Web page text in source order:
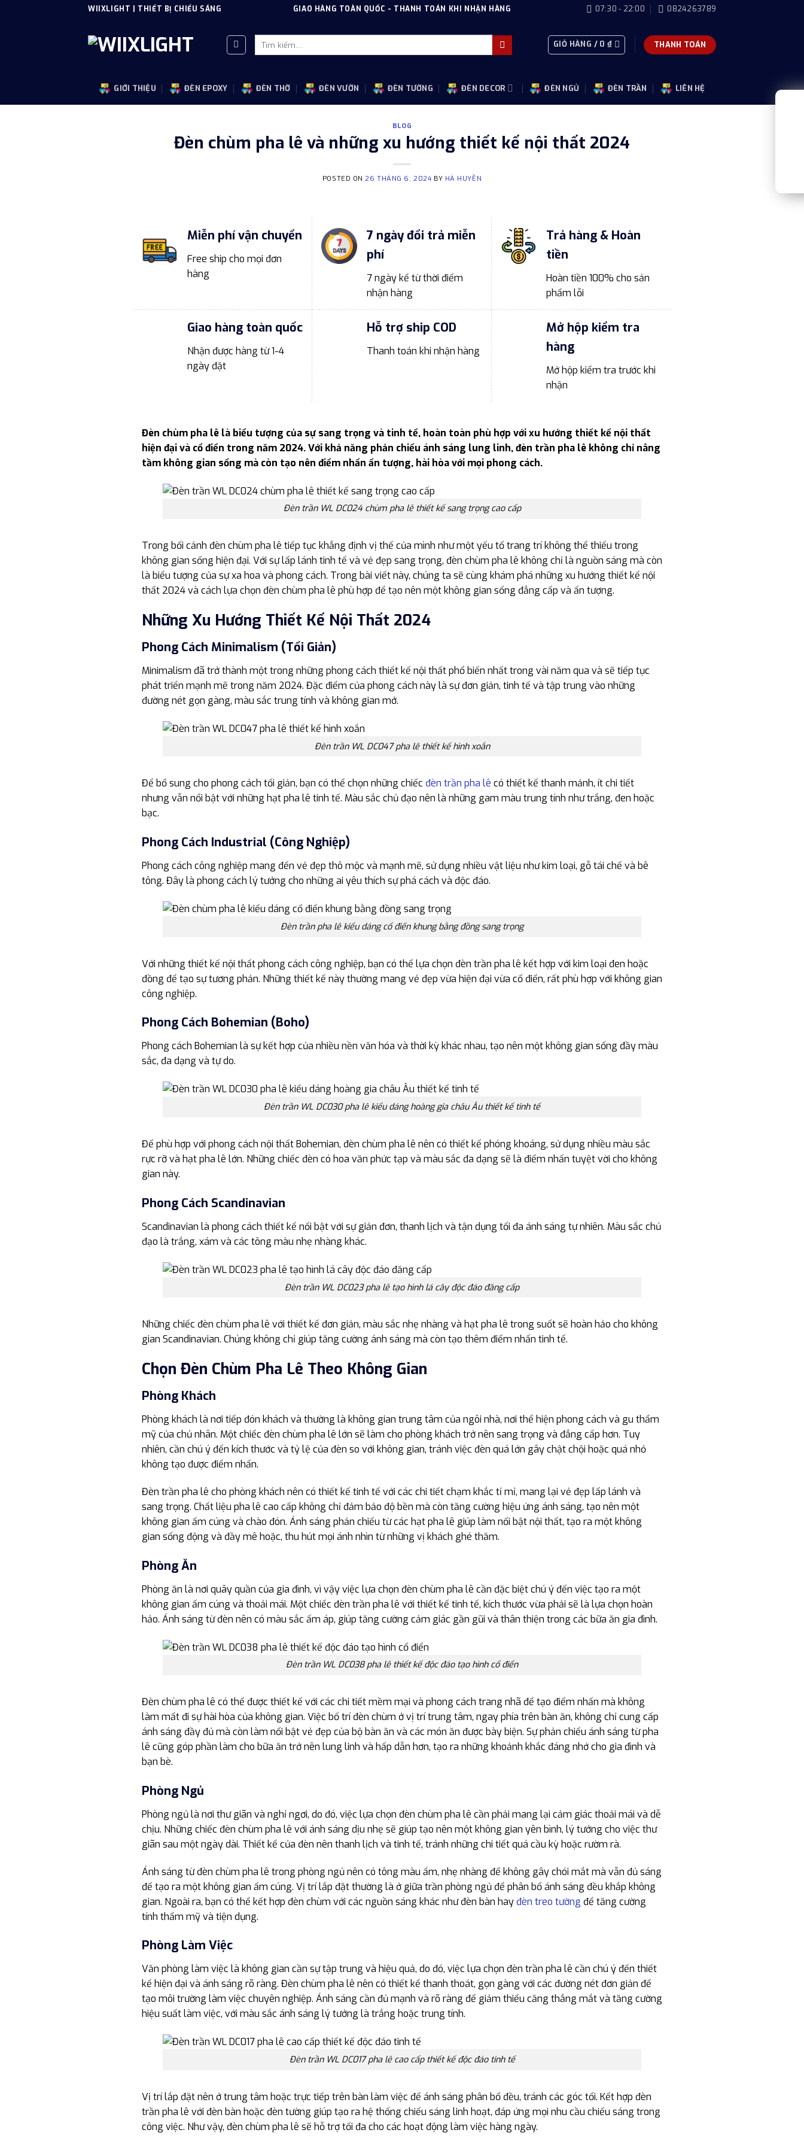
WIIXLIGHT | THIẾT BỊ CHIẾU SÁNG GIAO HÀNG TOÀN QUỐC - THANH TOÁN KHI NHẬN HÀNG 07:30 - 22:00 0824263789
Tìm
kiếm:
GIỎ HÀNG / 0₫ THANH TOÁN
GIỚI THIỆU ĐÈN EPOXY ĐÈN THỜ ĐÈN VƯỜN ĐÈN TƯỜNG ĐÈN DECOR ĐÈN NGỦ ĐÈN TRẦN LIÊN HỆ
BLOG
Đèn chùm pha lê và những xu hướng thiết kế nội thất 2024
POSTED ON26 THÁNG 6, 2024 BY HÀ HUYỀN
Miễn phí vận chuyển
Free ship cho mọi đơn
hàng
7 ngày đổi trả miễn
phí
7 ngày kể từ thời điểm
nhận hàng
Trả hàng & Hoàn
tiền
Hoàn tiền 100% cho sản
phẩm lỗi
Giao hàng toàn quốc
Nhận được hàng từ 1-4
ngày đặt
Hỗ trợ ship COD
Thanh toán khi nhận hàng
Mở hộp kiểm tra
hàng
Mở hộp kiểm tra trước khi
nhận
Đèn chùm pha lê là biểu tượng của sự sang trọng và tinh tế, hoàn toàn phù hợp với xu hướng thiết kế nội thất
hiện đại và cổ điển trong năm 2024. Với khả năng phản chiếu ánh sáng lung linh, đèn trần pha lê không chỉ nâng
tầm không gian sống mà còn tạo nên điểm nhấn ấn tượng, hài hòa với mọi phong cách.
Đèn trần WL DC024 chùm pha lê thiết kế sang trọng cao cấp
Trong bối cảnh đèn chùm pha lê tiếp tục khẳng định vị thế của mình như một yếu tố trang trí không thể thiếu trong
không gian sống hiện đại. Với sự lấp lánh tinh tế và vẻ đẹp sang trọng, đèn chùm pha lê không chỉ là nguồn sáng mà còn
là biểu tượng của sự xa hoa và phong cách. Trong bài viết này, chúng ta sẽ cùng khám phá những xu hướng thiết kế nội
thất 2024 và cách lựa chọn đèn chùm pha lê phù hợp để tạo nên một không gian sống đẳng cấp và ấn tượng.
Những Xu Hướng Thiết Kế Nội Thất 2024
Phong Cách Minimalism (Tối Giản)
Minimalism đã trở thành một trong những phong cách thiết kế nội thất phổ biến nhất trong vài năm qua và sẽ tiếp tục
phát triển mạnh mẽ trong năm 2024. Đặc điểm của phong cách này là sự đơn giản, tinh tế và tập trung vào những
đường nét gọn gàng, màu sắc trung tính và không gian mở.
Đèn trần WL DC047 pha lê thiết kế hình xoắn
Để bổ sung cho phong cách tối giản, bạn có thể chọn những chiếc đèn trần pha lê có thiết kế thanh mảnh, ít chi tiết
nhưng vẫn nổi bật với những hạt pha lê tinh tế. Màu sắc chủ đạo nên là những gam màu trung tính như trắng, đen hoặc
bạc.
Phong Cách Industrial (Công Nghiệp)
Phong cách công nghiệp mang đến vẻ đẹp thô mộc và mạnh mẽ, sử dụng nhiều vật liệu như kim loại, gỗ tái chế và bê
tông. Đây là phong cách lý tưởng cho những ai yêu thích sự phá cách và độc đáo.
Đèn trần pha lê kiểu dáng cổ điển khung bằng đồng sang trọng
Với những thiết kế nội thất phong cách công nghiệp, bạn có thể lựa chọn đèn trần pha lê kết hợp với kim loại đen hoặc
đồng để tạo sự tương phản. Những thiết kế này thường mang vẻ đẹp vừa hiện đại vừa cổ điển, rất phù hợp với không gian
công nghiệp.
Phong Cách Bohemian (Boho)
Phong cách Bohemian là sự kết hợp của nhiều nền văn hóa và thời kỳ khác nhau, tạo nên một không gian sống đầy màu
sắc, đa dạng và tự do.
Đèn trần WL DC030 pha lê kiểu dáng hoàng gia châu Âu thiết kế tinh tế
Để phù hợp với phong cách nội thất Bohemian, đèn chùm pha lê nên có thiết kế phóng khoáng, sử dụng nhiều màu sắc
rực rỡ và hạt pha lê lớn. Những chiếc đèn có hoa văn phức tạp và màu sắc đa dạng sẽ là điểm nhấn tuyệt vời cho không
gian này.
Phong Cách Scandinavian
Scandinavian là phong cách thiết kế nổi bật với sự giản đơn, thanh lịch và tận dụng tối đa ánh sáng tự nhiên. Màu sắc chủ
đạo là trắng, xám và các tông màu nhẹ nhàng khác.
Đèn trần WL DC023 pha lê tạo hình lá cây độc đáo đăng cấp
Những chiếc đèn chùm pha lê với thiết kế đơn giản, màu sắc nhẹ nhàng và hạt pha lê trong suốt sẽ hoàn hảo cho không
gian Scandinavian. Chúng không chỉ giúp tăng cường ánh sáng mà còn tạo thêm điểm nhấn tinh tế.
Chọn Đèn Chùm Pha Lê Theo Không Gian
Phòng Khách
Phòng khách là nơi tiếp đón khách và thường là không gian trung tâm của ngôi nhà, nơi thể hiện phong cách và gu thẩm
mỹ của chủ nhân. Một chiếc đèn chùm pha lê lớn sẽ làm cho phòng khách trở nên sang trọng và đẳng cấp hơn. Tuy
nhiên, cần chú ý đến kích thước và tỷ lệ của đèn so với không gian, tránh việc đèn quá lớn gây chật chội hoặc quá nhỏ
không tạo được điểm nhấn.
Đèn trần pha lê cho phòng khách nên có thiết kế tinh tế với các chi tiết chạm khắc tỉ mỉ, mang lại vẻ đẹp lấp lánh và
sang trọng. Chất liệu pha lê cao cấp không chỉ đảm bảo độ bền mà còn tăng cường hiệu ứng ánh sáng, tạo nên một
không gian ấm cúng và chào đón. Ánh sáng phản chiếu từ các hạt pha lê giúp làm nổi bật nội thất, tạo ra một không
gian sống động và đầy mê hoặc, thu hút mọi ánh nhìn từ những vị khách ghé thăm.
Phòng Ăn
Phòng ăn là nơi quây quần của gia đình, vì vậy việc lựa chọn đèn chùm pha lê cần đặc biệt chú ý đến việc tạo ra một
không gian ấm cúng và thoải mái. Một chiếc đèn trần pha lê với thiết kế tinh tế, kích thước vừa phải sẽ là lựa chọn hoàn
hảo. Ánh sáng từ đèn nên có màu sắc ấm áp, giúp tăng cường cảm giác gần gũi và thân thiện trong các bữa ăn gia đình.
Đèn trần WL DC038 pha lê thiết kế độc đáo tạo hình cổ điển
Đèn chùm pha lê có thể được thiết kế với các chi tiết mềm mại và phong cách trang nhã để tạo điểm nhấn mà không
làm mất đi sự hài hòa của không gian. Việc bố trí đèn chùm ở vị trí trung tâm, ngay phía trên bàn ăn, không chỉ cung cấp
ánh sáng đầy đủ mà còn làm nổi bật vẻ đẹp của bộ bàn ăn và các món ăn được bày biện. Sự phản chiếu ánh sáng từ pha
lê cũng góp phần làm cho bữa ăn trở nên lung linh và hấp dẫn hơn, tạo ra những khoảnh khắc đáng nhớ cho gia đình và
bạn bè.
Phòng Ngủ
Phòng ngủ là nơi thư giãn và nghỉ ngơi, do đó, việc lựa chọn đèn chùm pha lê cần phải mang lại cảm giác thoải mái và dễ
chịu. Những chiếc đèn chùm pha lê với ánh sáng dịu nhẹ sẽ giúp tạo nên một không gian yên bình, lý tưởng cho việc thư
giãn sau một ngày dài. Thiết kế của đèn nên thanh lịch và tinh tế, tránh những chi tiết quá cầu kỳ hoặc rườm rà.
Ánh sáng từ đèn chùm pha lê trong phòng ngủ nên có tông màu ấm, nhẹ nhàng để không gây chói mắt mà vẫn đủ sáng
để tạo ra một không gian ấm cúng. Vị trí lắp đặt thường là ở giữa trần phòng ngủ để phân bổ ánh sáng đều khắp không
gian. Ngoài ra, bạn có thể kết hợp đèn chùm với các nguồn sáng khác như đèn bàn hay đèn treo tường để tăng cường
tính thẩm mỹ và tiện dụng.
Phòng Làm Việc
Văn phòng làm việc là không gian cần sự tập trung và hiệu quả, do đó, việc lựa chọn đèn trần pha lê cần chú ý đến thiết
kế hiện đại và ánh sáng rõ ràng. Đèn chùm pha lê nên có thiết kế thanh thoát, gọn gàng với các đường nét đơn giản để
tạo môi trường làm việc chuyên nghiệp. Ánh sáng cần đủ mạnh và rõ ràng để giảm thiểu căng thẳng mắt và tăng cường
hiệu suất làm việc, với màu sắc ánh sáng lý tưởng là trắng hoặc trung tính.
Đèn trần WL DC017 pha lê cao cấp thiết kế độc đáo tinh tế
Vị trí lắp đặt nên ở trung tâm hoặc trực tiếp trên bàn làm việc để ánh sáng phân bổ đều, tránh các góc tối. Kết hợp đèn
trần pha lê với đèn bàn hoặc đèn tường giúp tạo ra hệ thống chiếu sáng linh hoạt, đáp ứng mọi nhu cầu chiếu sáng trong
công việc. Như vậy, đèn chùm pha lê sẽ hỗ trợ tối đa cho các hoạt động làm việc hàng ngày.